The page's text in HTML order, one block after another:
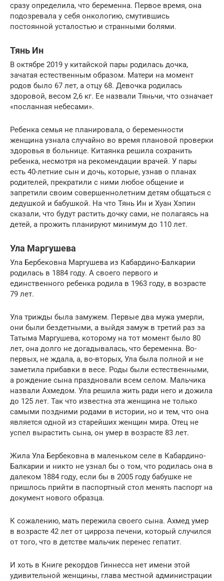
сразу определила, что беременна. Первое время, она
подозревала у себя онкологию, смутившись
постоянной усталостью и странными болями.
Тянь Ин
В октябре 2019 у китайской пары родилась дочка,
зачатая естественным образом. Матери на момент
родов было 67 лет, а отцу 68. Девочка родилась
здоровой, весом 2,6 кг. Ее назвали Тяньчи, что означает
«посланная небесами».
Ребенка семья не планировала, о беременности
женщина узнала случайно во время плановой проверки
здоровья в больнице. Китаянка решила сохранить
ребенка, несмотря на рекомендации врачей. У пары
есть 40-летние сын и дочь, которые, узнав о планах
родителей, прекратили с ними любое общение и
запретили своим совершеннолетним детям общаться с
дедушкой и бабушкой. На что Тянь Ин и Хуан Хэпин
сказали, что будут растить дочку сами, не полагаясь на
детей, а прожить планируют минимум до 110 лет.
Ула Маргушева
Ула Бербековна Маргушева из Кабардино-Балкарии
родилась в 1884 году. А своего первого и
единственного ребенка родила в 1963 году, в возрасте
79 лет.
Ула трижды была замужем. Первые два мужа умерли,
они были бездетными, а выйдя замуж в третий раз за
Татыма Маргушева, которому на тот момент было 80
лет, она долго не догадывалась, что беременна. Во-
первых, не ждала, а, во-вторых, Ула была полной и не
заметила прибавки в весе. Роды были естественными,
а рождение сына праздновали всем селом. Мальчика
назвали Ахмедом. Ула решила жить ради него и дожила
до 125 лет. Так что известна эта женщина не только
самыми поздними родами в истории, но и тем, что она
является одной из старейших женщин мира. Отец не
успел вырастить сына, он умер в возрасте 83 лет.
Жила Ула Бербековна в маленьком селе в Кабардино-
Балкарии и никто не узнал бы о том, что родилась она в
далеком 1884 году, если бы в 2005 году бабушке не
пришлось прийти в паспортный стол менять паспорт на
документ нового образца.
К сожалению, мать пережила своего сына. Ахмед умер
в возрасте 42 лет от цирроза печени, который случился
от того, что в детстве мальчик перенес гепатит.
И хоть в Книге рекордов Гиннесса нет имени этой
удивительной женщины, глава местной администрации